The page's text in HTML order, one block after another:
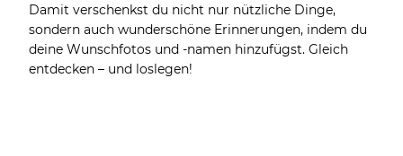
Damit verschenkst du nicht nur nützliche Dinge,
sondern auch wunderschöne Erinnerungen, indem du
deine Wunschfotos und -namen hinzufügst. Gleich
entdecken – und loslegen!